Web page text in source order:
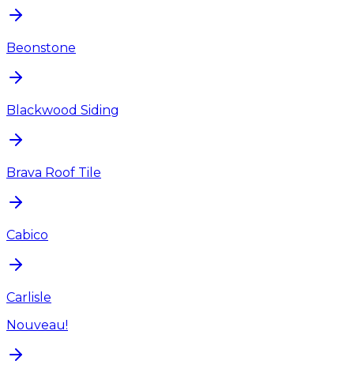
Beonstone
Blackwood Siding
Brava Roof Tile
Cabico
Carlisle
Nouveau!